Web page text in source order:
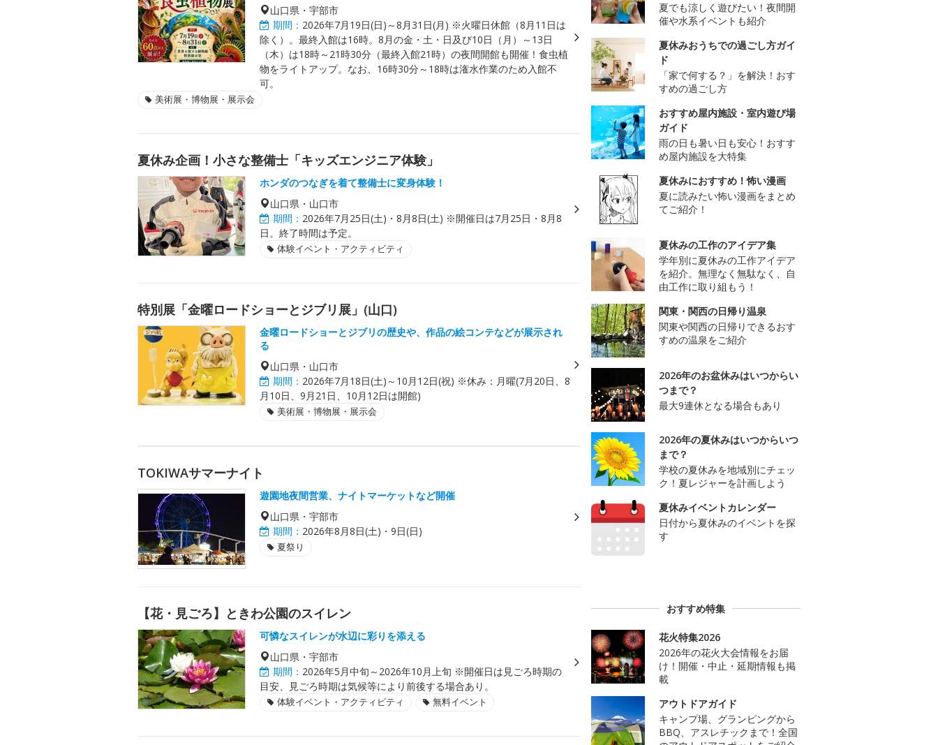
山口県・宇部市
期間： 2026年7月19日(日)～8月31日(月) ※火曜日休館（8月11日は
除く）。最終入館は16時。8月の金・土・日及び10日（月）～13日
（木）は18時～21時30分（最終入館21時）の夜間開館も開催！食虫植
物をライトアップ。なお、16時30分～18時は潅水作業のため入館不
可。
美術展・博物展・展示会
夏休み企画！小さな整備士「キッズエンジニア体験」
ホンダのつなぎを着て整備士に変身体験！
山口県・山口市
期間： 2026年7月25日(土)・8月8日(土) ※開催日は7月25日・8月8
日。終了時間は予定。
体験イベント・アクティビティ
特別展「金曜ロードショーとジブリ展」(山口)
金曜ロードショーとジブリの歴史や、作品の絵コンテなどが展示され
る
山口県・山口市
期間： 2026年7月18日(土)～10月12日(祝) ※休み：月曜(7月20日、8
月10日、9月21日、10月12日は開館)
美術展・博物展・展示会
TOKIWAサマーナイト
遊園地夜間営業、ナイトマーケットなど開催
山口県・宇部市
期間： 2026年8月8日(土)・9日(日)
夏祭り
【花・見ごろ】ときわ公園のスイレン
可憐なスイレンが水辺に彩りを添える
山口県・宇部市
期間： 2026年5月中旬～2026年10月上旬 ※開催日は見ごろ時期の
目安、見ごろ時期は気候等により前後する場合あり。
体験イベント・アクティビティ 無料イベント
夏でも涼しく遊びたい！夜間開
催や水系イベントも紹介
夏休みおうちでの過ごし方ガイ
ド
「家で何する？」を解決！おす
すめの過ごし方
おすすめ屋内施設・室内遊び場
ガイド
雨の日も暑い日も安心！おすす
め屋内施設を大特集
夏休みにおすすめ！怖い漫画
夏に読みたい怖い漫画をまとめ
てご紹介！
夏休みの工作のアイデア集
学年別に夏休みの工作アイデア
を紹介。無理なく無駄なく、自
由工作に取り組もう！
関東・関西の日帰り温泉
関東や関西の日帰りできるおす
すめの温泉をご紹介
2026年のお盆休みはいつからい
つまで？
最大9連休となる場合もあり
2026年の夏休みはいつからいつ
まで？
学校の夏休みを地域別にチェッ
ク！夏レジャーを計画しよう
夏休みイベントカレンダー
日付から夏休みのイベントを探
す
おすすめ特集
花火特集2026
2026年の花火大会情報をお届
け！開催・中止・延期情報も掲
載
アウトドアガイド
キャンプ場、グランピングから
BBQ、アスレチックまで！全国